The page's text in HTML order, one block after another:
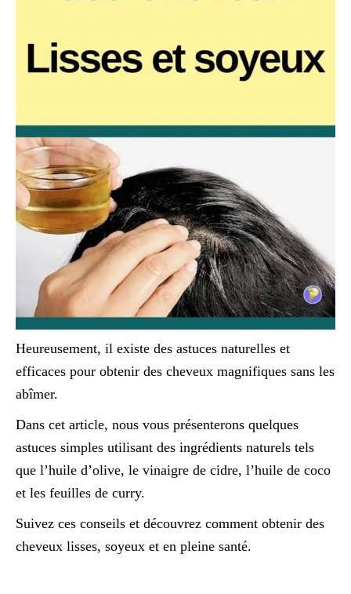
Heureusement, il existe des astuces naturelles et
efficaces pour obtenir des cheveux magnifiques sans les
abîmer.
Dans cet article, nous vous présenterons quelques
astuces simples utilisant des ingrédients naturels tels
que l’huile d’olive, le vinaigre de cidre, l’huile de coco
et les feuilles de curry.
Suivez ces conseils et découvrez comment obtenir des
cheveux lisses, soyeux et en pleine santé.